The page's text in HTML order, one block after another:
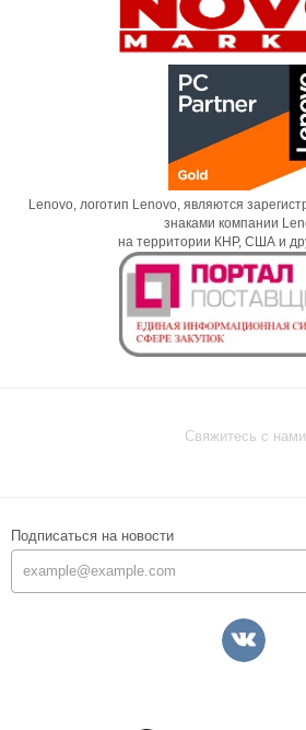
Lenovo, логотип Lenovo, являются
знаками компании
на территории КНР, США и
Свяжитесь с нами
Подписаться на новости